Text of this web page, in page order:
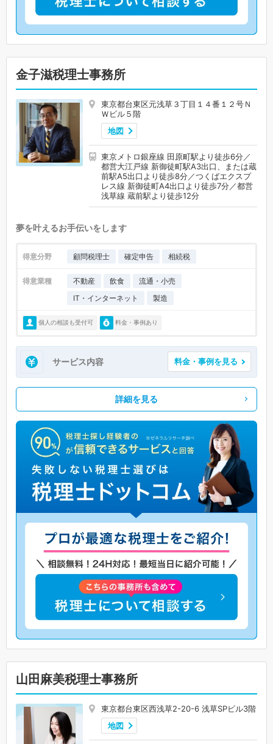
金子滋税理士事務所
東京都台東区元浅草３丁目１４番１２号Ｎ
Ｗビル５階
地図
東京メトロ銀座線 田原町駅より徒歩6分／
都営大江戸線 新御徒町駅A3出口、または蔵
前駅A5出口より徒歩8分／つくばエクスプ
レス線 新御徒町A4出口より徒歩7分／都営
浅草線 蔵前駅より徒歩12分
夢を叶えるお手伝いをします
得意分野 顧問税理士 確定申告 相続税
得意業種 不動産 飲食
流通・小売
IT・インターネット
製造
個人の相談も受付可 料金・事例あり
サービス内容 料金・事例を見る
詳細を見る
山田麻美税理士事務所
東京都台東区西浅草2-20-6 浅草SPビル3階
地図